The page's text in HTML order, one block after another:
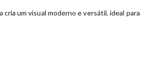
um visual moderno e versátil, ideal